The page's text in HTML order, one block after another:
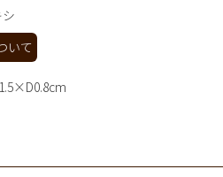
いて